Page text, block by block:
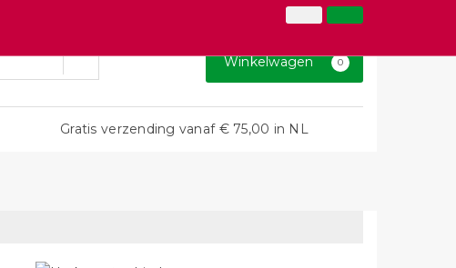
Klantenservice
Winkelwagen 0
Gratis verzending vanaf € 75,00 in NL